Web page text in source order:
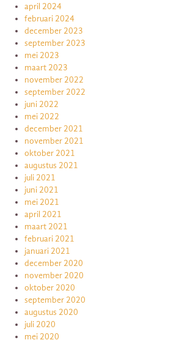
april 2024
februari 2024
december 2023
september 2023
mei 2023
maart 2023
november 2022
september 2022
juni 2022
mei 2022
december 2021
november 2021
oktober 2021
augustus 2021
juli 2021
juni 2021
mei 2021
april 2021
maart 2021
februari 2021
januari 2021
december 2020
november 2020
oktober 2020
september 2020
augustus 2020
juli 2020
mei 2020